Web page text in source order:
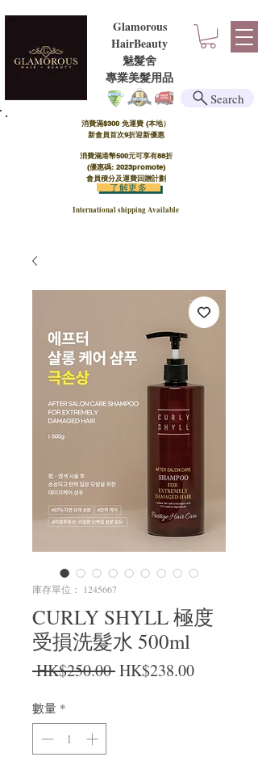
Glamorous
HairBeauty
魅髮舍
​​專業美髮用品
消費滿$300 免運費 (本地）​
新會員首次9折迎新優惠
消費滿港幣500元可享有88折
(優惠碼: 2023promote)
會員積分及運費回贈計劃
International shipping Available
了解更多
Search
庫存單位： 1245667
CURLY SHYLL 極度
受損洗髮水 500ml
HK$250.00 一般價格
HK$238.00促銷價格
數量 *